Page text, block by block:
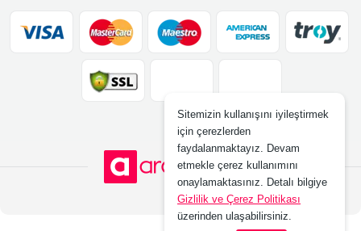
Sitemizin kullanışını iyileştirmek
için çerezlerden
faydalanmaktayız. Devam
etmekle çerez kullanımını
onaylamaktasınız. Detalı bilgiye
Gizlilik ve Çerez Politikası
üzerinden ulaşabilirsiniz.